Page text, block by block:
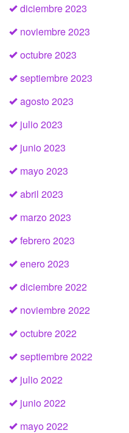
diciembre 2023
noviembre 2023
octubre 2023
septiembre 2023
agosto 2023
julio 2023
junio 2023
mayo 2023
abril 2023
marzo 2023
febrero 2023
enero 2023
diciembre 2022
noviembre 2022
octubre 2022
septiembre 2022
julio 2022
junio 2022
mayo 2022